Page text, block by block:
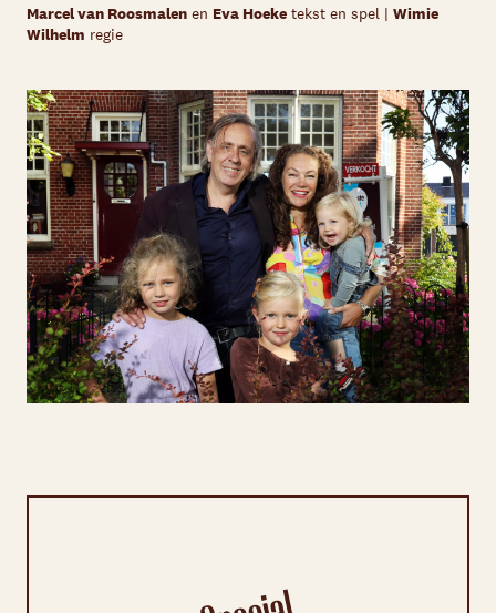
Marcel van Roosmalen en Eva Hoeke tekst en spel | Wimie
Wilhelm regie